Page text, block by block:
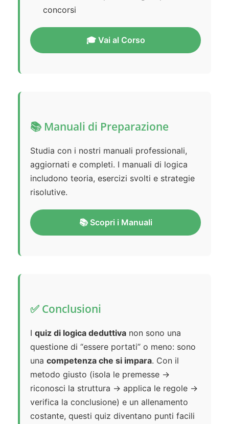
concorsi
🎓 Vai al Corso
📚 Manuali di Preparazione
Studia con i nostri manuali professionali,
aggiornati e completi. I manuali di logica
includono teoria, esercizi svolti e strategie
risolutive.
📚 Scopri i Manuali
✅ Conclusioni
I quiz di logica deduttiva non sono una
questione di “essere portati” o meno: sono
una competenza che si impara. Con il
metodo giusto (isola le premesse →
riconosci la struttura → applica le regole →
verifica la conclusione) e un allenamento
costante, questi quiz diventano punti facili